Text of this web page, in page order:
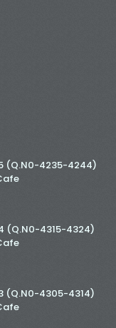
(Q.N0-4235-4244)
(Q.N0-4315-4324)
(Q.N0-4305-4314)